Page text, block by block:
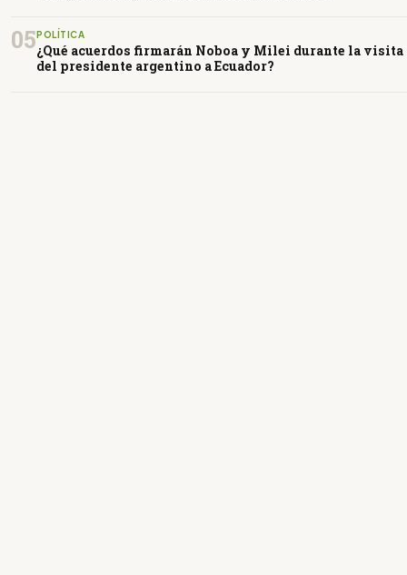
05POLÍTICA
¿Qué acuerdos firmarán Noboa y Milei durante la visita
del presidente argentino a Ecuador?